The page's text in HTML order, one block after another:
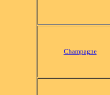
Champagne